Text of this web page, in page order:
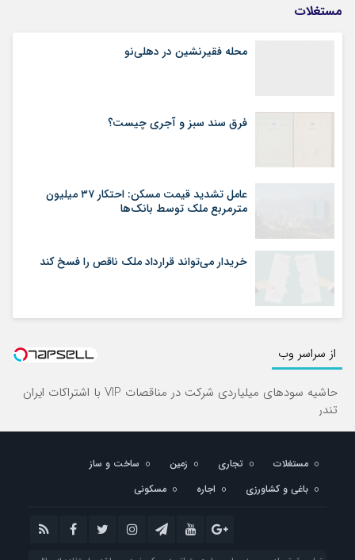
مستغلات
محله فقیرنشین در دهلی‏‌نو
فرق سند سبز و آجری چیست؟
عامل تشدید قیمت مسکن: احتکار ۳۷ میلیون
مترمربع ملک توسط بانک‌ها
خریدار می‌تواند قرارداد ملک ناقص را فسخ کند
از سراسر وب
حاشیه سودهای میلیاردی شرکت در مناقصات VIP با اشتراکات ایران
تندر
مستغلات تجاری زمین
ساخت و ساز
باغی و کشاورزی
اجاره مسکونی